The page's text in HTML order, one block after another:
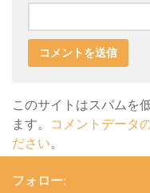
このサイトはスパムを
ます。 コメントデータ
ださい。
フォロー: